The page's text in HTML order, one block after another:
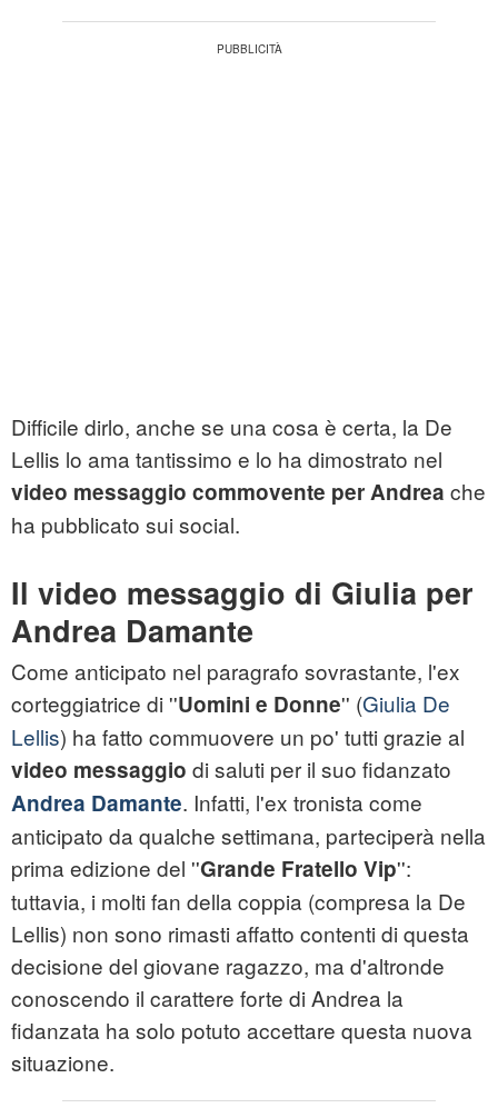
Difficile dirlo, anche se una cosa è certa, la De
Lellis lo ama tantissimo e lo ha dimostrato nel
video messaggio commovente per Andrea che
ha pubblicato sui social.
Il video messaggio di Giulia per
Andrea Damante
Come anticipato nel paragrafo sovrastante, l'ex
corteggiatrice di ''Uomini e Donne'' (Giulia De
Lellis) ha fatto commuovere un po' tutti grazie al
video messaggio di saluti per il suo fidanzato
Andrea Damante. Infatti, l'ex tronista come
anticipato da qualche settimana, parteciperà nella
prima edizione del ''Grande Fratello Vip'':
tuttavia, i molti fan della coppia (compresa la De
Lellis) non sono rimasti affatto contenti di questa
decisione del giovane ragazzo, ma d'altronde
conoscendo il carattere forte di Andrea la
fidanzata ha solo potuto accettare questa nuova
situazione.